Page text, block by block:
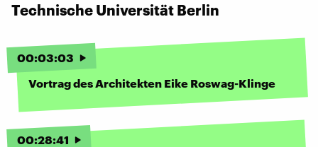
Technische Universität Berlin
00:03:03
Vortrag des Architekten Eike Roswag-Klinge
00:28:41